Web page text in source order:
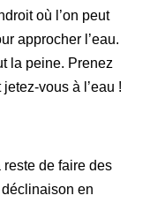
où l’on peut
approcher l’eau.
la peine. Prenez
vous à l’eau !
de faire des
en